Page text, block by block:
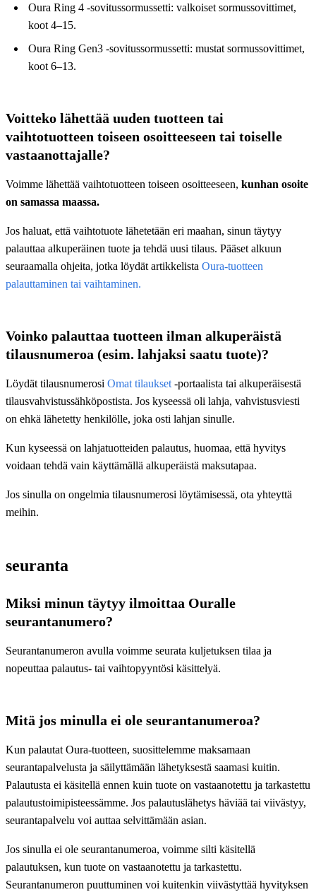
Oura Ring 4 -sovitussormussetti: valkoiset sormussovittimet,
koot 4–15.
Oura Ring Gen3 -sovitussormussetti: mustat sormussovittimet,
koot 6–13.
Voitteko lähettää uuden tuotteen tai
vaihtotuotteen toiseen osoitteeseen tai toiselle
vastaanottajalle?
Voimme lähettää vaihtotuotteen toiseen osoitteeseen, kunhan osoite
on samassa maassa.
Jos haluat, että vaihtotuote lähetetään eri maahan, sinun täytyy
palauttaa alkuperäinen tuote ja tehdä uusi tilaus. Pääset alkuun
seuraamalla ohjeita, jotka löydät artikkelista Oura-tuotteen
palauttaminen tai vaihtaminen.
Voinko palauttaa tuotteen ilman alkuperäistä
tilausnumeroa (esim. lahjaksi saatu tuote)?
Löydät tilausnumerosi Omat tilaukset ‑portaalista tai alkuperäisestä
tilausvahvistussähköpostista. Jos kyseessä oli lahja, vahvistusviesti
on ehkä lähetetty henkilölle, joka osti lahjan sinulle.
Kun kyseessä on lahjatuotteiden palautus, huomaa, että hyvitys
voidaan tehdä vain käyttämällä alkuperäistä maksutapaa.
Jos sinulla on ongelmia tilausnumerosi löytämisessä, ota yhteyttä
meihin.
seuranta
Miksi minun täytyy ilmoittaa Ouralle
seurantanumero?
Seurantanumeron avulla voimme seurata kuljetuksen tilaa ja
nopeuttaa palautus- tai vaihtopyyntösi käsittelyä.
Mitä jos minulla ei ole seurantanumeroa?
Kun palautat Oura-tuotteen, suosittelemme maksamaan
seurantapalvelusta ja säilyttämään lähetyksestä saamasi kuitin.
Palautusta ei käsitellä ennen kuin tuote on vastaanotettu ja tarkastettu
palautustoimipisteessämme. Jos palautuslähetys häviää tai viivästyy,
seurantapalvelu voi auttaa selvittämään asian.
Jos sinulla ei ole seurantanumeroa, voimme silti käsitellä
palautuksen, kun tuote on vastaanotettu ja tarkastettu.
Seurantanumeron puuttuminen voi kuitenkin viivästyttää hyvityksen